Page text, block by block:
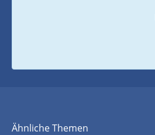
Ähnliche Themen